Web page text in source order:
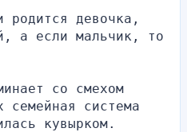
девочка,
а если мальчик, то
со смехом
семейная система
кувырком.